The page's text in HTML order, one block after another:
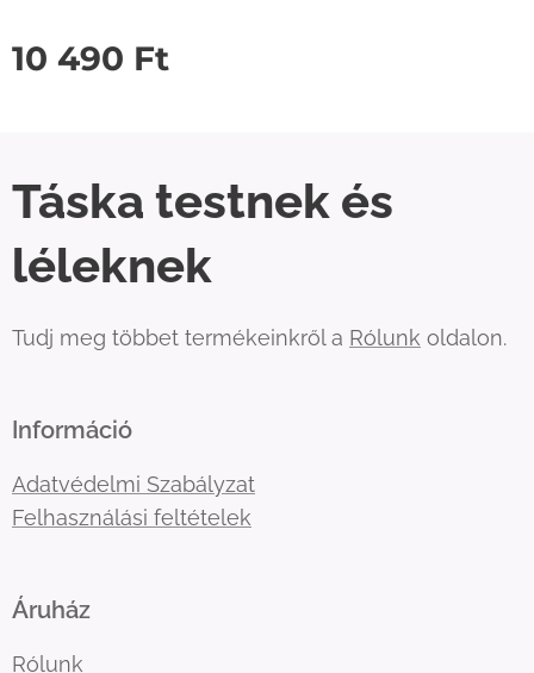
10 490 Ft
Táska testnek és
léleknek
Tudj meg többet termékeinkről a Rólunk oldalon.
Információ
Adatvédelmi Szabályzat
Felhasználási feltételek
Áruház
Rólunk